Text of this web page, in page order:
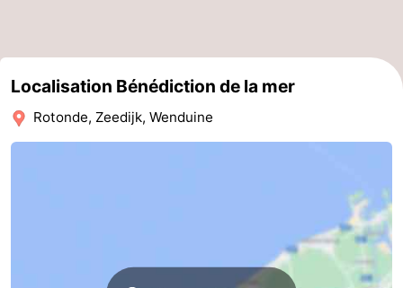
Cadzand
-
Nature
Flandre-
Localisation Bénédiction de la mer
Rotonde, Zeedijk, Wenduine